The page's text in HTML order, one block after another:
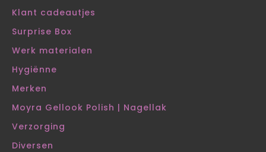
Klant cadeautjes
Surprise Box
Werk materialen
Hygiënne
Merken
Moyra Gellook Polish | Nagellak
Verzorging
Diversen